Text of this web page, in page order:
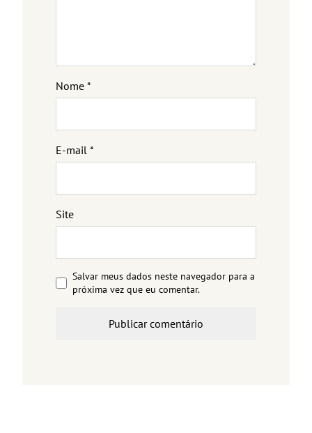
Nome *
E-mail *
Site
Salvar meus dados neste navegador para a
próxima vez que eu comentar.